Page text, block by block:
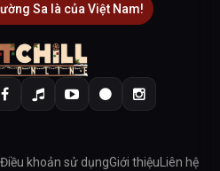
Sa là của Việt Nam!
Điều khoản sử dụngGiới thiệuLiên hệ